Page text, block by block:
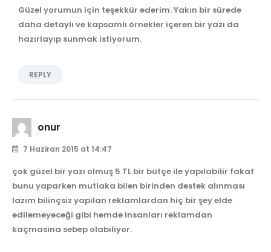
Güzel yorumun için teşekkür ederim. Yakın bir sürede
daha detaylı ve kapsamlı örnekler içeren bir yazı da
hazırlayıp sunmak istiyorum.
REPLY
onur
7 Haziran 2015 at 14:47
çok güzel bir yazı olmuş 5 TL bir bütçe ile yapılabilir fakat
bunu yaparken mutlaka bilen birinden destek alınması
lazım bilinçsiz yapılan reklamlardan hiç bir şey elde
edilemeyeceği gibi hemde insanları reklamdan
kaçmasına sebep olabiliyor.